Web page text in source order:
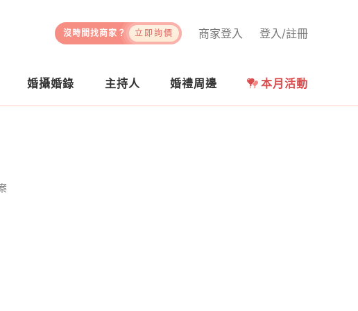
登入/註冊
商家登入
沒時間找商家？ 立即詢價
婚攝婚錄 主持人 婚禮周邊 本月活動